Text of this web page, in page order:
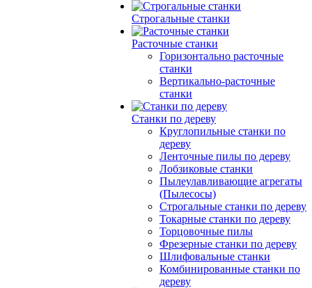
Строгальные станки
Расточные станки
Горизонтально расточные
станки
Вертикально-расточные
станки
Станки по дереву
Круглопильные станки по
дереву
Ленточные пилы по дереву
Лобзиковые станки
Пылеулавливающие агрегаты
(Пылесосы)
Строгальные станки по дереву
Токарные станки по дереву
Торцовочные пилы
Фрезерные станки по дереву
Шлифовальные станки
Комбинированные станки по
дереву